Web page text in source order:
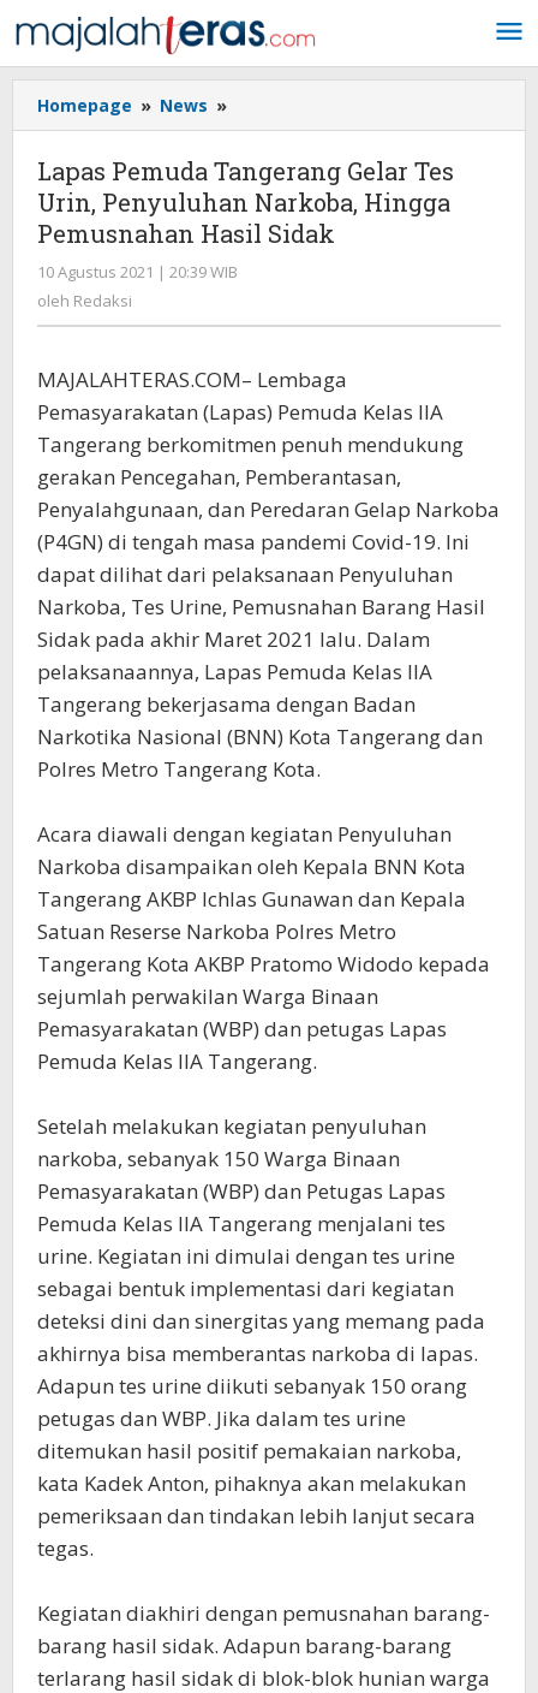
ke
konten
Homepage » News »
Pemuda
Gelar
Tes
Urin,
Narkoba,
Pemusnahan
Sidak
Lapas Pemuda Tangerang Gelar Tes
Urin, Penyuluhan Narkoba, Hingga
Pemusnahan Hasil Sidak
10 Agustus 2021 | 20:39 WIB
oleh Redaksi
MAJALAHTERAS.COM– Lembaga
Pemasyarakatan (Lapas) Pemuda Kelas IIA
Tangerang berkomitmen penuh mendukung
gerakan Pencegahan, Pemberantasan,
Penyalahgunaan, dan Peredaran Gelap Narkoba
(P4GN) di tengah masa pandemi Covid-19. Ini
dapat dilihat dari pelaksanaan Penyuluhan
Narkoba, Tes Urine, Pemusnahan Barang Hasil
Sidak pada akhir Maret 2021 lalu. Dalam
pelaksanaannya, Lapas Pemuda Kelas IIA
Tangerang bekerjasama dengan Badan
Narkotika Nasional (BNN) Kota Tangerang dan
Polres Metro Tangerang Kota.
Acara diawali dengan kegiatan Penyuluhan
Narkoba disampaikan oleh Kepala BNN Kota
Tangerang AKBP Ichlas Gunawan dan Kepala
Satuan Reserse Narkoba Polres Metro
Tangerang Kota AKBP Pratomo Widodo kepada
sejumlah perwakilan Warga Binaan
Pemasyarakatan (WBP) dan petugas Lapas
Pemuda Kelas IIA Tangerang.
Setelah melakukan kegiatan penyuluhan
narkoba, sebanyak 150 Warga Binaan
Pemasyarakatan (WBP) dan Petugas Lapas
Pemuda Kelas IIA Tangerang menjalani tes
urine. Kegiatan ini dimulai dengan tes urine
sebagai bentuk implementasi dari kegiatan
deteksi dini dan sinergitas yang memang pada
akhirnya bisa memberantas narkoba di lapas.
Adapun tes urine diikuti sebanyak 150 orang
petugas dan WBP. Jika dalam tes urine
ditemukan hasil positif pemakaian narkoba,
kata Kadek Anton, pihaknya akan melakukan
pemeriksaan dan tindakan lebih lanjut secara
tegas.
Kegiatan diakhiri dengan pemusnahan barang-
barang hasil sidak. Adapun barang-barang
terlarang hasil sidak di blok-blok hunian warga